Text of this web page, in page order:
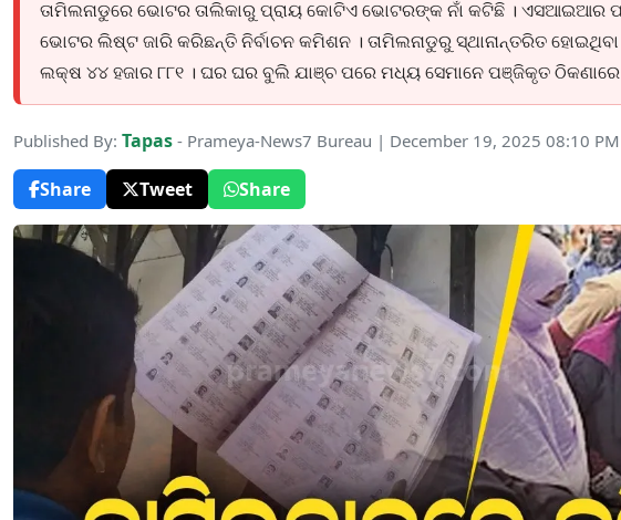
ତାମିଲନାଡୁରେ ଭୋଟର ତାଲିକାରୁ ପ୍ରାୟ କୋଟିଏ ଭୋଟରଙ୍କ ନାଁ କଟିଛି ।
ଭୋଟର ଲିଷ୍ଟ ଜାରି କରିଛନ୍ତି ନିର୍ବାଚନ କମିଶନ । ତାମିଲନାଡୁରୁ ସ୍ଥାନାନ୍ତରିତ
ଲକ୍ଷ ୪୪ ହଜାର ୮୮୧ । ଘର ଘର ବୁଲି ଯାଞ୍ଚ ପରେ ମଧ୍ୟ ସେମାନେ ପଞ୍ଜିକୃତ
Published By: Tapas - Prameya-News7 Bureau | December 19, 2025 08:10 PM
Share
Tweet Share